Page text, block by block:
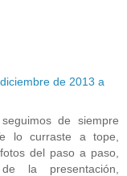
de 2013 a
de siempre
lo curraste a tope,
del paso a paso,
la presentación,